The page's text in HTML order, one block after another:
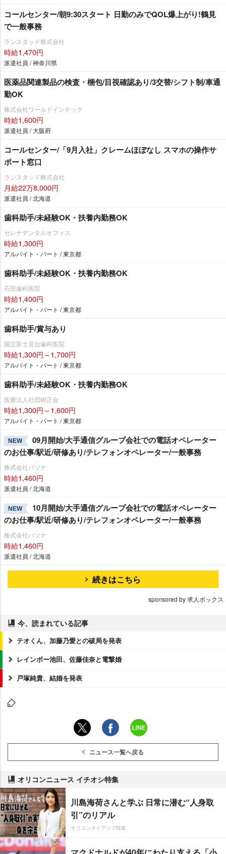
コールセンター/朝9:30スタート 日勤のみでQOL爆上がり!鶴見
で一般事務
ランスタッド株式会社
時給1,470円
派遣社員 / 神奈川県
医薬品関連製品の検査・梱包/目視確認あり/3交替/シフト制/車通
勤OK
株式会社ワールドインテック
時給1,600円
派遣社員 / 大阪府
コールセンター/「9月入社」クレームほぼなし スマホの操作サ
ポート窓口
ランスタッド株式会社
月給22万8,000円
派遣社員 / 北海道
歯科助手/未経験OK・扶養内勤務OK
セレナデンタルオフィス
時給1,300円
アルバイト・パート / 東京都
歯科助手/未経験OK・扶養内勤務OK
石田歯科医院
時給1,400円
アルバイト・パート / 東京都
歯科助手/賞与あり
国立富士見台歯科医院
時給1,300円～1,700円
アルバイト・パート / 東京都
歯科助手/未経験OK・扶養内勤務OK
医療法人社団樹正会
時給1,300円～1,600円
アルバイト・パート / 東京都
NEW
09月開始/大手通信グループ会社での電話オペレーター
のお仕事/駅近/研修あり/テレフォンオペレーター/一般事務
株式会社パソナ
時給1,460円
派遣社員 / 北海道
NEW
10月開始/大手通信グループ会社での電話オペレーター
のお仕事/駅近/研修あり/テレフォンオペレーター/一般事務
株式会社パソナ
時給1,460円
派遣社員 / 北海道
続きはこちら
sponsored by 求人ボックス
今、読まれている記事
テオくん、加藤乃愛との破局を発表
レインボー池田、佐藤佳奈と電撃婚
戸塚純貴、結婚を発表
ニュース一覧へ戻る
オリコンニュース イチオシ特集
川島海荷さんと学ぶ 日常に潜む“人身取
引”のリアル
オリコンタイアップ特集